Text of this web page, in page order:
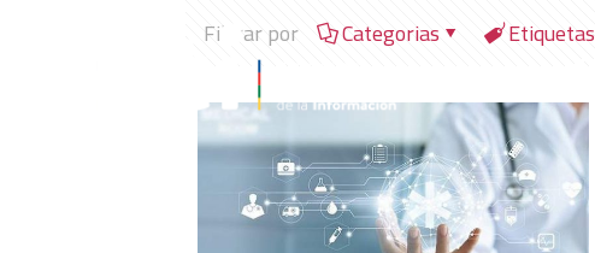
Filtrar por Categorias Etiquetas